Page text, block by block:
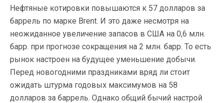
Нефтяные котировки повышаются к 57 долларов за
баррель по марке Brent. И это даже несмотря на
неожиданное увеличение запасов в США на 0,6 млн.
барр. при прогнозе сокращения на 2 млн. барр. То есть
рынок настроен на будущее уменьшение добычи.
Перед новогодними праздниками вряд ли стоит
ожидать штурма годовых максимумов на 58
долларов за баррель. Однако общий бычий настрой